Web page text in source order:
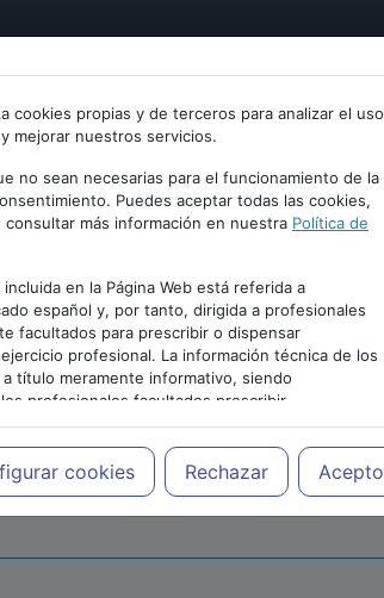
cookies propias y de terceros para analizar el uso
mejorar nuestros servicios.
no sean necesarias para el funcionamiento de la
Puedes aceptar todas las cookies,
consultar más información en nuestra Política de
en la Página Web está referida a
español y, por tanto, dirigida a profesionales
facultados para prescribir o dispensar
profesional. La información técnica de los
título meramente informativo, siendo
profesionales facultados prescribir
en cada caso concreto, el tratamiento más
del paciente.
cookies Rechazar Acepto
PUBLICIDAD